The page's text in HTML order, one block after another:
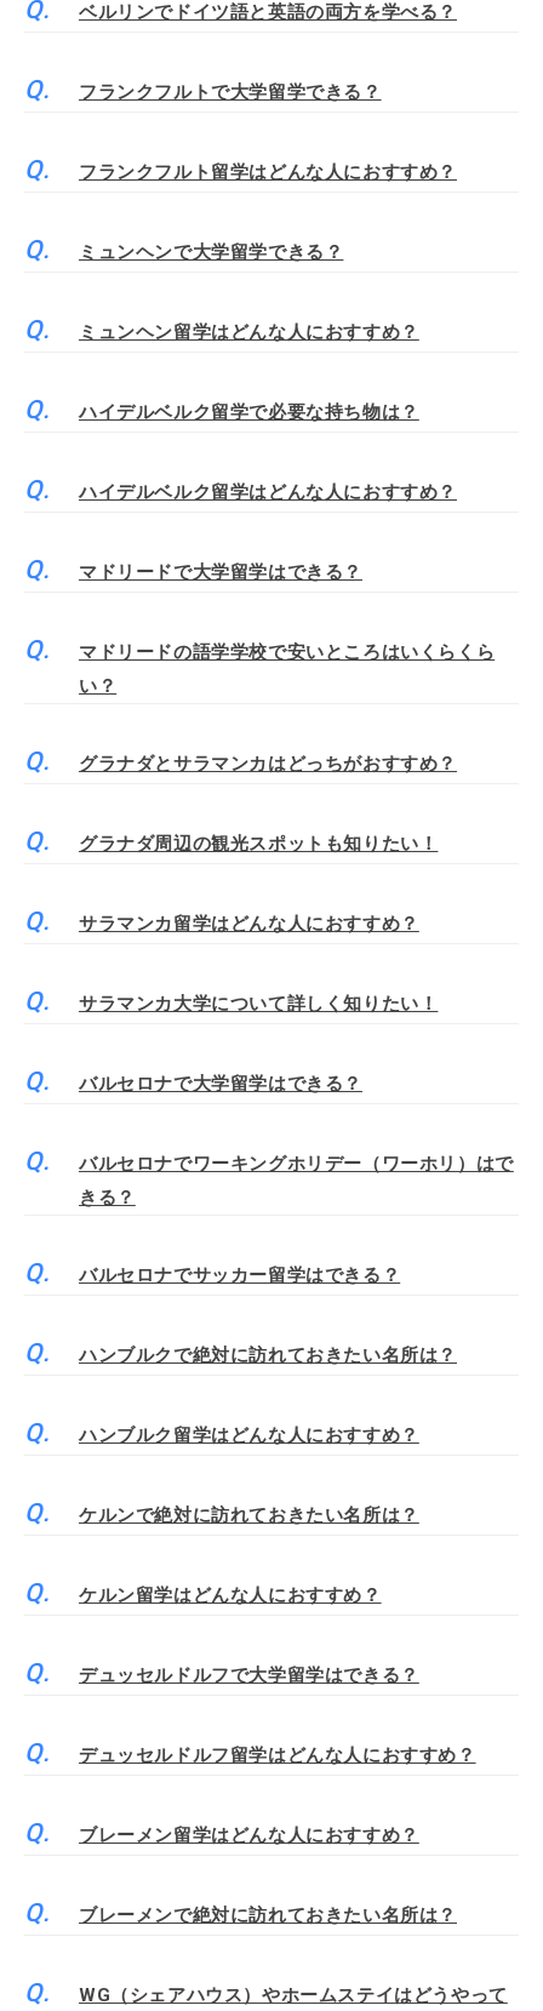
ベルリンでドイツ語と英語の両方を学べる？
フランクフルトで大学留学できる？
フランクフルト留学はどんな人におすすめ？
ミュンヘンで大学留学できる？
ミュンヘン留学はどんな人におすすめ？
ハイデルベルク留学で必要な持ち物は？
ハイデルベルク留学はどんな人におすすめ？
マドリードで大学留学はできる？
マドリードの語学学校で安いところはいくらくら
い？
グラナダとサラマンカはどっちがおすすめ？
グラナダ周辺の観光スポットも知りたい！
サラマンカ留学はどんな人におすすめ？
サラマンカ大学について詳しく知りたい！
バルセロナで大学留学はできる？
バルセロナでワーキングホリデー（ワーホリ）はで
きる？
バルセロナでサッカー留学はできる？
ハンブルクで絶対に訪れておきたい名所は？
ハンブルク留学はどんな人におすすめ？
ケルンで絶対に訪れておきたい名所は？
ケルン留学はどんな人におすすめ？
デュッセルドルフで大学留学はできる？
デュッセルドルフ留学はどんな人におすすめ？
ブレーメン留学はどんな人におすすめ？
ブレーメンで絶対に訪れておきたい名所は？
WG（シェアハウス）やホームステイはどうやって